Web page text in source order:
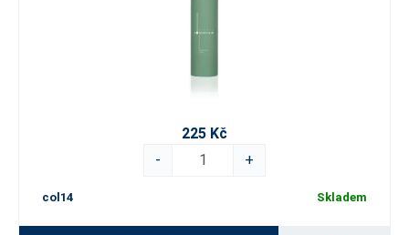
Pravidelné používání kosmetiky z colostra je skvělým krokem k
maximální benefit pro vaši pleť. Můžete tak očekávat nejen
viditelné zpevnění a hydrataci, ale také celkové zlepšení textury
225 Kč
-
+
col14 Skladem